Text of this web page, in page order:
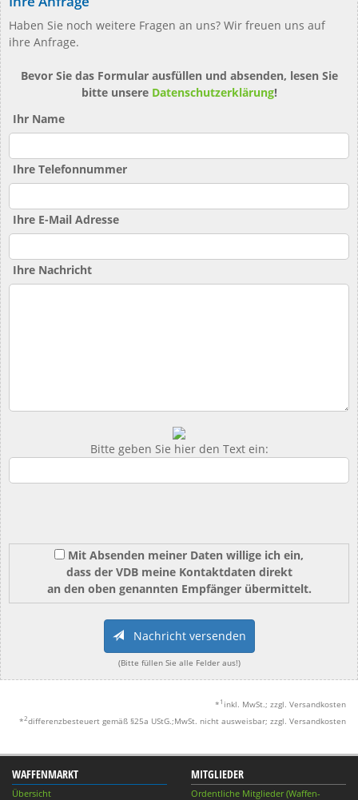
Haben Sie noch weitere Fragen an uns? Wir freuen uns auf
ihre Anfrage.
Bevor Sie das Formular ausfüllen und absenden, lesen Sie
bitte unsere Datenschutzerklärung!
Ihr Name
Ihre Telefonnummer
Ihre E-Mail Adresse
Ihre Nachricht
Bitte geben Sie hier den Text ein:
Mit Absenden meiner Daten willige ich ein,
dass der VDB meine Kontaktdaten direkt
an den oben genannten Empfänger übermittelt.
Nachricht versenden
(Bitte füllen Sie alle Felder aus!)
* 1 inkl. MwSt.; zzgl. Versandkosten
*2differenzbesteuert gemäß §25a UStG.;MwSt. nicht ausweisbar; zzgl. Versandkosten
WAFFENMARKT
Übersicht
MITGLIEDER
Ordentliche Mitglieder (Waffen-